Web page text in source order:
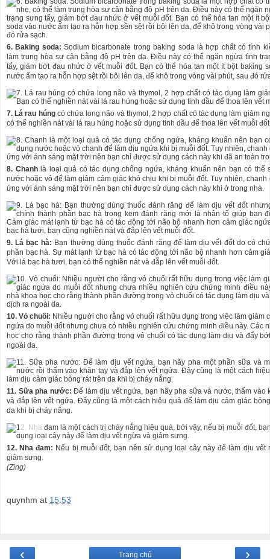
6. Baking soda: Sodium bicarbonate trong baking soda là hợp chất có tính
làm trung hòa sự cân bằng độ pH trên da. Điều này có thể ngăn ngừa tình
tấy, giảm bớt đau nhức ở vết muỗi đốt. Bạn có thể hòa tan một ít bột baking
nước ấm tạo ra hỗn hợp sệt rồi bôi lên da, để khô trong vòng vài phút, sau đó
7. Lá rau húng có chứa long não và thymol, 2 hợp chất có tác dụng làm giảm
có thể nghiền nát vài lá rau húng hoặc sử dụng tinh dầu để thoa lên vết muỗi
8. Chanhlà loại quả có tác dụng chống ngứa, kháng khuẩn nên bạn có thể
nước hoặc vỏ để làm giảm cảm giác khó chịu khi bị muỗi đốt. Tuy nhiên, chanh
ứng với ánh sáng mặt trời nên bạn chỉ được sử dụng cách này khi ở trong nhà.
9. Lá bạc hà: Bạn thường dùng thuốc đánh răng để làm dịu vết đốt do có
phần bạc hà. Sự mát lạnh từ bạc hà có tác động tới não bộ nhanh hơn cảm
Với lá bạc hà tươi, bạn có thể nghiền nát và đắp lên vết muỗi đốt.
10. Vỏ chuối: Nhiều người cho rằng vỏ chuối rất hữu dụng trong việc làm giảm
ngứa do muỗi đốt nhưng chưa có nhiều nghiên cứu chứng minh điều này. Các
học cho rằng thành phần đường trong vỏ chuối có tác dụng làm dịu và đẩy
ngoài da.
11. Sữa pha nước: Để làm dịu vết ngứa, bạn hãy pha sữa và nước, thấm vào
và đắp lên vết ngứa. Đây cũng là một cách hiệu quả để làm dịu cảm giác
da khi bị cháy nắng.
12. Nha đam: Nếu bị muỗi đốt, bạn nên sử dụng loại cây này để làm dịu vết
giảm sưng.
(Zing)
quynhm at 15:53
‹ ›
Trang chủ